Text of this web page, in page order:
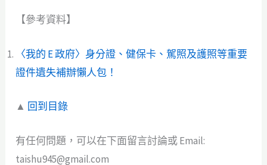
【參考資料】
〈我的 E 政府〉身分證、健保卡、駕照及護照等重要
證件遺失補辦懶人包！
▲ 回到目錄
有任何問題，可以在下面留言討論或 Email:
taishu945@gmail.com